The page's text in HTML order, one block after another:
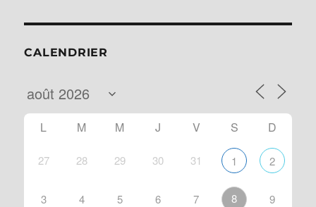
CALENDRIER
L M M J V S D
27 28 29 30 31 1 2
3 4 5 6 7 8 9